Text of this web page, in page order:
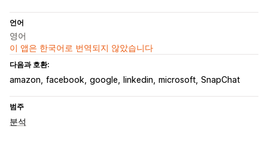
언어
영어
이 앱은 한국어로 번역되지 않았습니다
다음과 호환:
amazon facebook google linkedin microsoft SnapChat
범주
분석